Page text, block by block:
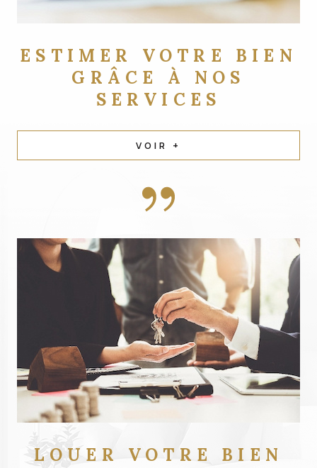
ESTIMER VOTRE BIEN
GRÂCE À NOS
SERVICES
VOIR +
LOUER VOTRE BIEN